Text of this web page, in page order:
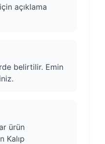
açıklama
belirtilir. Emin
ürün
Kalıp